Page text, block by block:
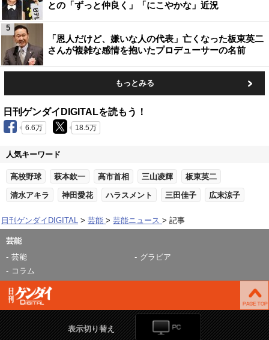
との「ずっと仲良く」「にこやかな」近況
「恩人だけど、嫌いな人の代表」亡くなった板東英二
さんが複雑な感情を抱いたプロデューサーの名前
5
もっとみる
日刊ゲンダイDIGITALを読もう！
6.6万 18.5万
人気キーワード
高校野球 萩本欽一 高市首相 三山凌輝 板東英二
清水アキラ 神田愛花 ハラスメント 三田佳子 広末涼子
日刊ゲンダイDIGITAL 芸能 芸能ニュース 記事
芸能
芸能
グラビア
コラム
表示切り替え